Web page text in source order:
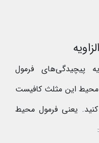
پیچیدگی‌های فرمول
محیط این مثلث کافیست
یعنی فرمول محیط